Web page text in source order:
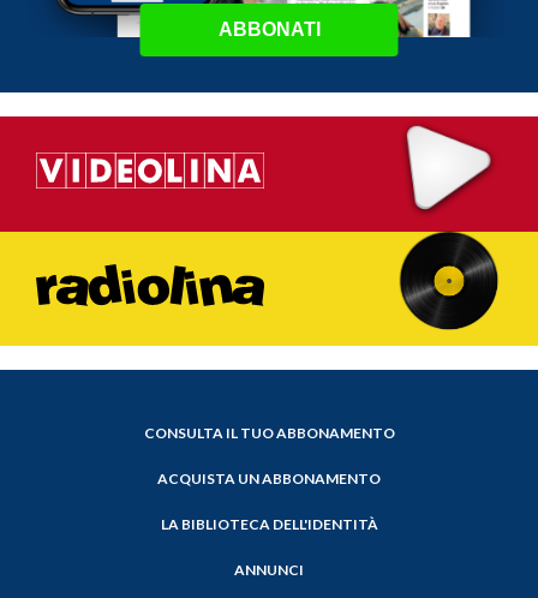
ABBONATI
CONSULTA IL TUO ABBONAMENTO
ACQUISTA UN ABBONAMENTO
LA BIBLIOTECA DELL'IDENTITÀ
ANNUNCI